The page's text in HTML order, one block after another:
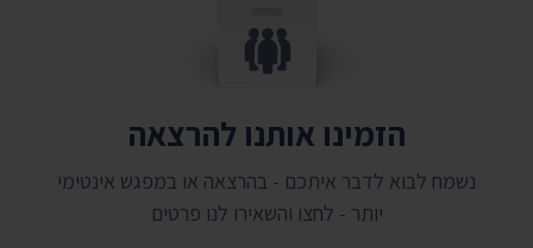
הזמינו אותנו להרצאה
נשמח לבוא לדבר איתכם - בהרצאה או במפגש אינטימי
יותר - לחצו והשאירו לנו פרטים